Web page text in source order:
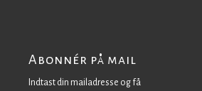
Abonnér på mail
Indtast din mailadresse og få